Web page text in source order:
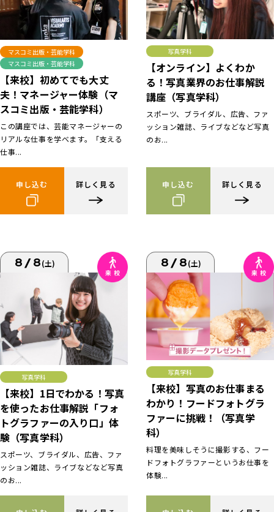
マスコミ出版・芸能学科
マスコミ出版・芸能学科
【来校】初めてでも大丈
夫！マネージャー体験（マ
スコミ出版・芸能学科）
この講座では、芸能マネージャーの
リアルな仕事を学べます。「支える
仕事...
申し込む 詳しく見る
写真学科
【オンライン】よくわか
る！写真業界のお仕事解説
講座（写真学科）
スポーツ、ブライダル、広告、ファ
ッション雑誌、ライブなどなど写真
のお...
申し込む 詳しく見る
8/8(土)
写真学科
【来校】1日でわかる！写真
を使ったお仕事解説「フォ
トグラファーの入り口」体
験（写真学科）
スポーツ、ブライダル、広告、ファ
ッション雑誌、ライブなどなど写真
のお...
8/8(土)
写真学科
【来校】写真のお仕事まる
わかり！フードフォトグラ
ファーに挑戦！（写真学
科）
料理を美味しそうに撮影する、フー
ドフォトグラファーというお仕事を
体験...